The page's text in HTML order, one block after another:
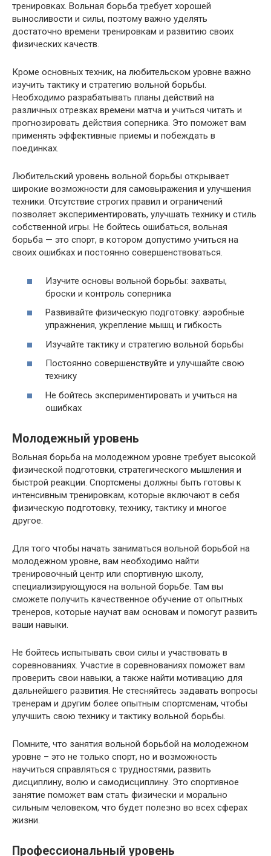
тренировках. Вольная борьба требует хорошей
выносливости и силы, поэтому важно уделять
достаточно времени тренировкам и развитию своих
физических качеств.
Кроме основных техник, на любительском уровне важно
изучить тактику и стратегию вольной борьбы.
Необходимо разрабатывать планы действий на
различных отрезках времени матча и учиться читать и
прогнозировать действия соперника. Это поможет вам
применять эффективные приемы и побеждать в
поединках.
Любительский уровень вольной борьбы открывает
широкие возможности для самовыражения и улучшения
техники. Отсутствие строгих правил и ограничений
позволяет экспериментировать, улучшать технику и стиль
собственной игры. Не бойтесь ошибаться, вольная
борьба — это спорт, в котором допустимо учиться на
своих ошибках и постоянно совершенствоваться.
Изучите основы вольной борьбы: захваты,
броски и контроль соперника
Развивайте физическую подготовку: аэробные
упражнения, укрепление мышц и гибкость
Изучайте тактику и стратегию вольной борьбы
Постоянно совершенствуйте и улучшайте свою
технику
Не бойтесь экспериментировать и учиться на
ошибках
Молодежный уровень
Вольная борьба на молодежном уровне требует высокой
физической подготовки, стратегического мышления и
быстрой реакции. Спортсмены должны быть готовы к
интенсивным тренировкам, которые включают в себя
физическую подготовку, технику, тактику и многое
другое.
Для того чтобы начать заниматься вольной борьбой на
молодежном уровне, вам необходимо найти
тренировочный центр или спортивную школу,
специализирующуюся на вольной борьбе. Там вы
сможете получить качественное обучение от опытных
тренеров, которые научат вам основам и помогут развить
ваши навыки.
Не бойтесь испытывать свои силы и участвовать в
соревнованиях. Участие в соревнованиях поможет вам
проверить свои навыки, а также найти мотивацию для
дальнейшего развития. Не стесняйтесь задавать вопросы
тренерам и другим более опытным спортсменам, чтобы
улучшить свою технику и тактику вольной борьбы.
Помните, что занятия вольной борьбой на молодежном
уровне – это не только спорт, но и возможность
научиться справляться с трудностями, развить
дисциплину, волю и самодисциплину. Это спортивное
занятие поможет вам стать физически и морально
сильным человеком, что будет полезно во всех сферах
жизни.
Профессиональный уровень